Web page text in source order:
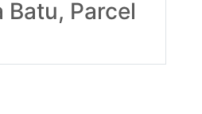
Batu, Parcel